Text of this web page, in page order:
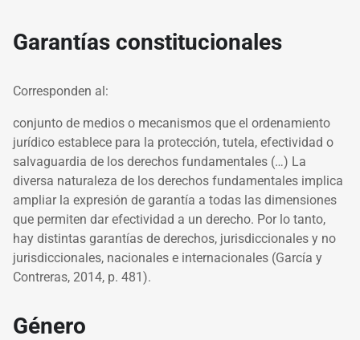
Garantías constitucionales
Corresponden al:
conjunto de medios o mecanismos que el ordenamiento
jurídico establece para la protección, tutela, efectividad o
salvaguardia de los derechos fundamentales (…) La
diversa naturaleza de los derechos fundamentales implica
ampliar la expresión de garantía a todas las dimensiones
que permiten dar efectividad a un derecho. Por lo tanto,
hay distintas garantías de derechos, jurisdiccionales y no
jurisdiccionales, nacionales e internacionales (García y
Contreras, 2014, p. 481).
Género